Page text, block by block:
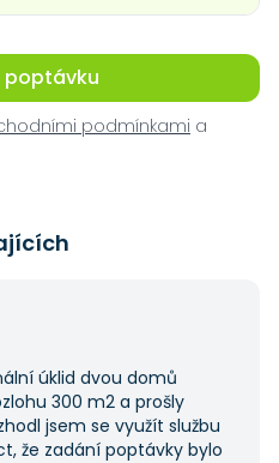
poptávku
podmínkami a
úklid dvou domů
300 m2 a prošly
jsem se využít službu
že zadání poptávky bylo